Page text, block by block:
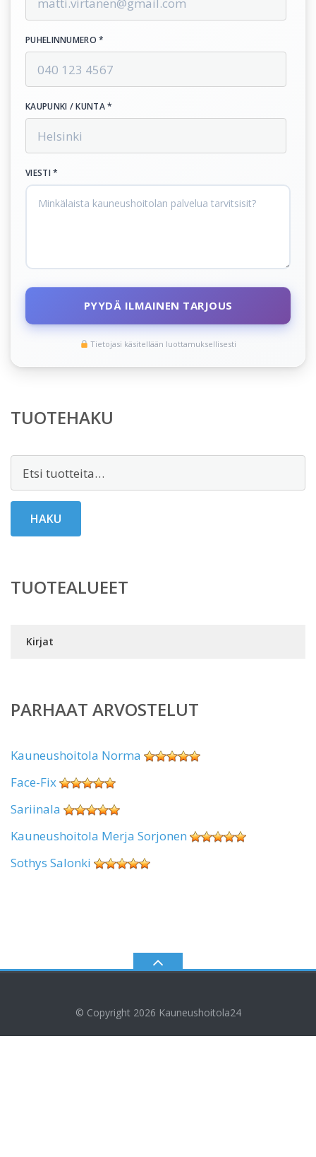
PUHELINNUMERO *
KAUPUNKI / KUNTA *
VIESTI *
PYYDÄ ILMAINEN TARJOUS
Tietojasi käsitellään luottamuksellisesti
TUOTEHAKU
HAKU
TUOTEALUEET
Kirjat
PARHAAT ARVOSTELUT
Kauneushoitola Norma
Face-Fix
Sariinala
Kauneushoitola Merja Sorjonen
Sothys Salonki
© Copyright 2026 Kauneushoitola24